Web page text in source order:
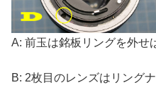
A: 前玉は銘板リングを外せ
B: 2枚目のレンズはリング